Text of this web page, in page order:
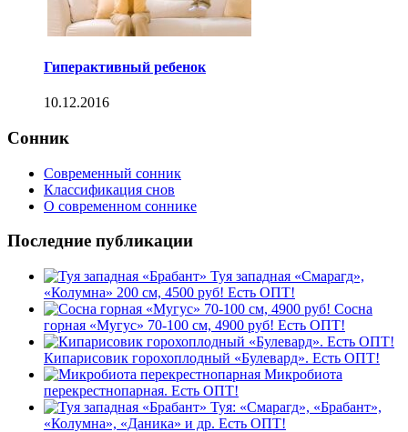
Гиперактивный ребенок
10.12.2016
Сонник
Современный сонник
Классификация снов
О современном соннике
Последние публикации
Туя западная «Смарагд»,
«Колумна» 200 см, 4500 руб! Есть ОПТ!
Сосна
горная «Мугус» 70-100 см, 4900 руб! Есть ОПТ!
Кипарисовик горохоплодный «Булевард». Есть ОПТ!
Микробиота
перекрестнопарная. Есть ОПТ!
Туя: «Смарагд», «Брабант»,
«Колумна», «Даника» и др. Есть ОПТ!